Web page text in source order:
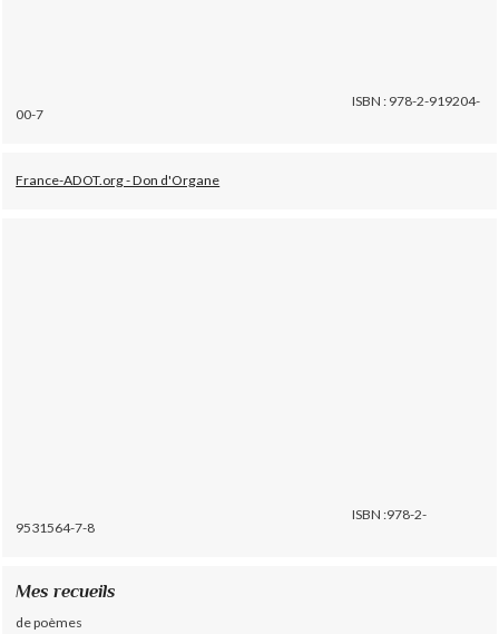
ISBN : 978-2-919204-
00-7
France-ADOT.org - Don d'Organe
ISBN :978-2-
9531564-7-8
Mes recueils
de poèmes